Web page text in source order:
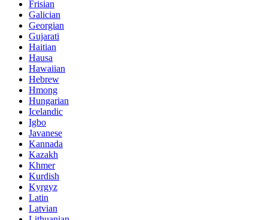
Frisian
Galician
Georgian
Gujarati
Haitian
Hausa
Hawaiian
Hebrew
Hmong
Hungarian
Icelandic
Igbo
Javanese
Kannada
Kazakh
Khmer
Kurdish
Kyrgyz
Latin
Latvian